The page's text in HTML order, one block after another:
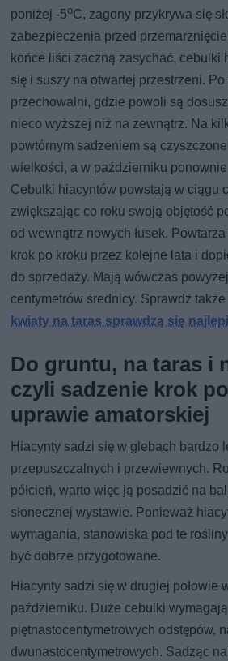
poniżej -5oC, zagony przykrywa się
zabezpieczenia przed
końce liści zaczną zasychać, cebulki
się i suszy na otwartej przestrzeni.
przechowalni, gdzie powoli są
nieco wyższej niż na zewnątrz. Na
powtórnym sadzeniem są
wielkości, a w październiku
Cebulki hiacyntów powstają w ciągu
zwiększając co roku swoją objętość
od wewnątrz nowych łusek.
krok po kroku przez kolejne lata i
do sprzedaży. Mają wówczas
centymetrów średnicy. Sprawdź także
kwiaty na taras sprawdzą się
Do gruntu, na taras i
czyli sadzenie krok
uprawie amatorskiej
Hiacynty sadzi się w glebach bardzo
przepuszczalnych i przewiewnych.
półcień, warto więc ją posadzić na
słonecznej wystawie. Ponieważ
wymagania, stanowiska pod te
być dobrze przygotowane.
Hiacynty sadzi się w drugiej połowie
październiku. Duże cebulki wymagają
piętnastocentymetrowych odstępów,
dwunastocentymetrowych. Sadząc